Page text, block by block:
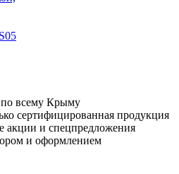
по всему Крыму
сертифицированная продукция
акции и спецпредложения
и оформлением